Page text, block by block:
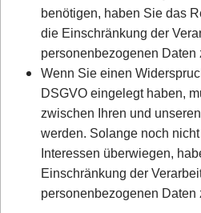
benötigen, haben Sie das
die Einschränkung der
personenbezogenen Daten
Wenn Sie einen
DSGVO eingelegt haben,
zwischen Ihren und
werden. Solange noch
Interessen überwiegen,
Einschränkung der
personenbezogenen Daten